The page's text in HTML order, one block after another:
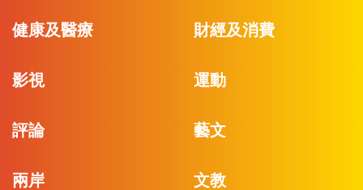
健康及醫療 財經及消費
影視 運動
評論 藝文
兩岸 文教